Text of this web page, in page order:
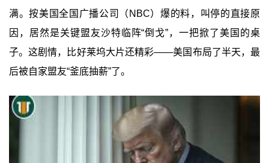
满。按美国全国广播公司（NBC）爆的料，叫停的直接原
因，居然是关键盟友沙特临阵“倒戈”，一把掀了美国的桌
子。这剧情，比好莱坞大片还精彩——美国布局了半天，最
后被自家盟友“釜底抽薪”了。